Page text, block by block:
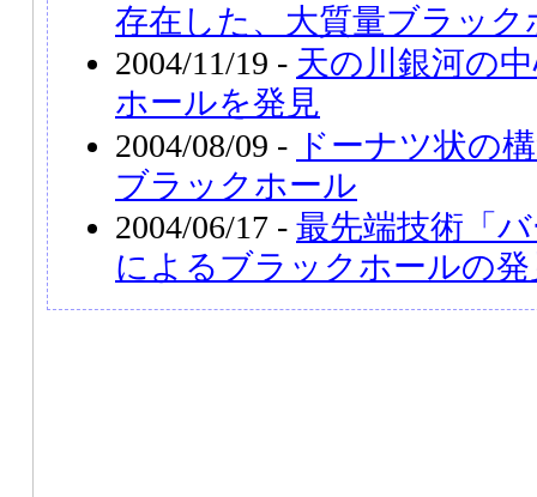
存在した、大質量ブラッ
2004/11/19 - 天の川銀河の
ホールを発見
2004/08/09 - ドーナツ状の
ブラックホール
2004/06/17 - 最先端技術「
によるブラックホールの発